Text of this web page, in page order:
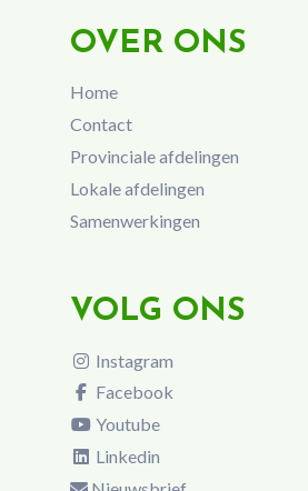
OVER ONS
Home
Contact
Provinciale afdelingen
Lokale afdelingen
Samenwerkingen
VOLG ONS
Instagram
Facebook
Youtube
Linkedin